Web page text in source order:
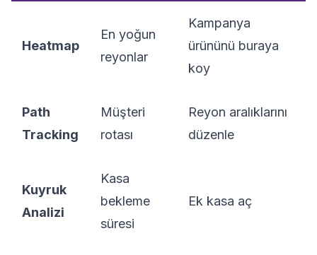
Heatmap
En yoğun
reyonlar
Kampanya
ürününü buraya
koy
Path
Tracking
Müşteri
rotası
Reyon aralıklarını
düzenle
Kuyruk
Analizi
Kasa
bekleme
süresi
Ek kasa aç